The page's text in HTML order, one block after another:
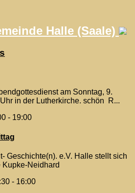
Halle (Saale)
am Sonntag, 9.
in der Lutherkirche. schön R...
- 19:00
Geschichte(n). e.V. Halle stellt sich
Kupke-Neidhard
- 16:00